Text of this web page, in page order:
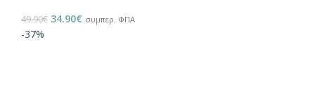
49.90€ 34.90€ συμπερ. ΦΠΑ
-37%